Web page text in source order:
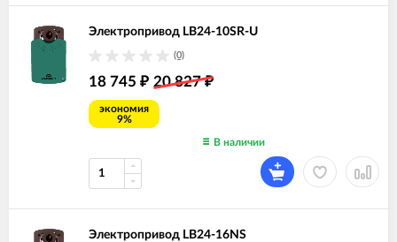
Электропривод LB24-10SR-U
(0)
18 745 ₽ 20 827₽
экономия
9%
В наличии
Электропривод LB24-16NS